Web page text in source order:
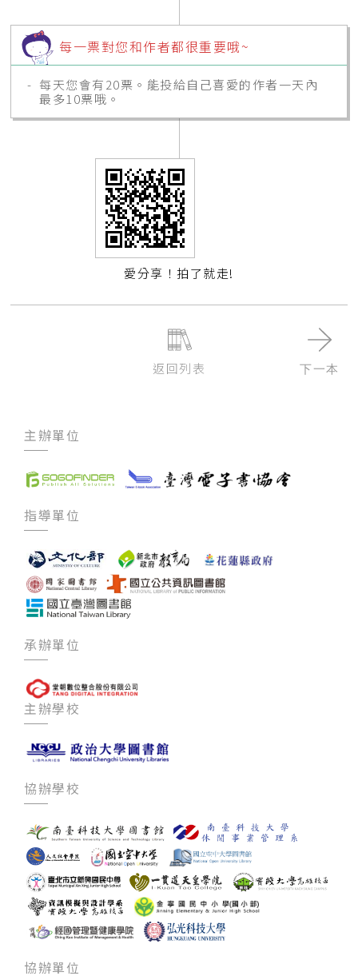
每一票對您和作者都很重要哦~
每天您會有20票。能投給自己喜愛的作者一天內
最多10票哦。
隨時查看您的會員專區的進度表，它能協助完成
愛分享！拍了就走!
下一本
返回列表
主辦單位
指導單位
承辦單位
主辦學校
協辦學校
協辦單位